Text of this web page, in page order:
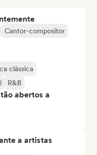
Cantor-compositor
clássica
R&B
abertos a
a artistas